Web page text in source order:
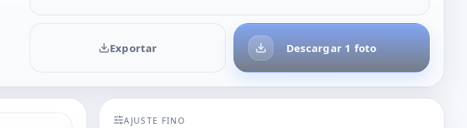
Descargar 1 foto
Exportar
AJUSTE FINO